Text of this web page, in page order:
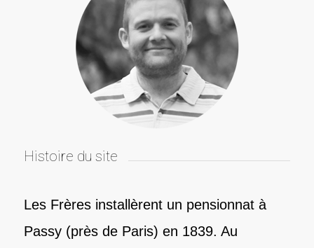
Histoire du site
Les Frères installèrent un pensionnat à
Passy (près de Paris) en 1839. Au